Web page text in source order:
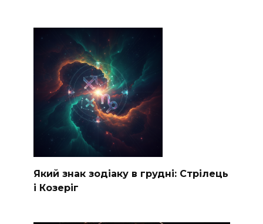
Який знак зодіаку в грудні: Стрілець
і Козеріг